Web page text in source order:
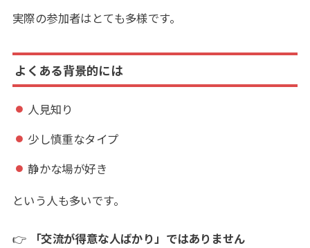
実際の参加者はとても多様です。
よくある背景的には
人見知り
少し慎重なタイプ
静かな場が好き
という人も多いです。
👉 「交流が得意な人ばかり」ではありません